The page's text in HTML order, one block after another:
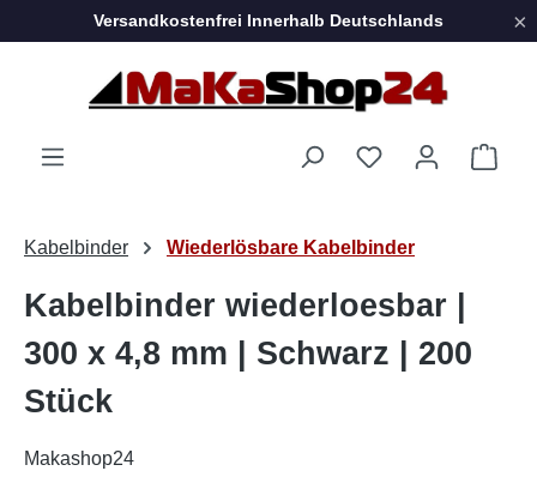
Zum Hauptinhalt springen
Versandkostenfrei Innerhalb Deutschlands ×
Kabelbinder Wiederlösbare Kabelbinder
Kabelbinder wiederloesbar |
300 x 4,8 mm | Schwarz | 200
Stück
Makashop24